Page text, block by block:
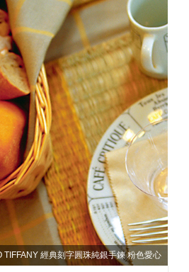
TIFFANY 經典刻字圓珠純銀手鍊 粉色愛心